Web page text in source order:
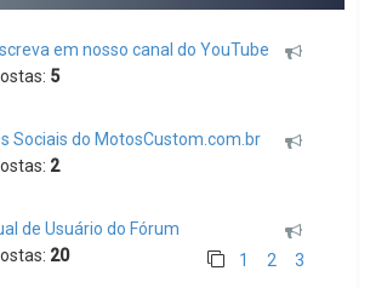
em nosso canal do YouTube
5
Sociais do MotosCustom.com.br
2
de Usuário do Fórum
20 1 2 3